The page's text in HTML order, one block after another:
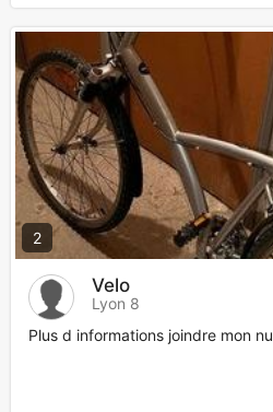
2
Velo
Lyon 8
Plus d informations joindre mon